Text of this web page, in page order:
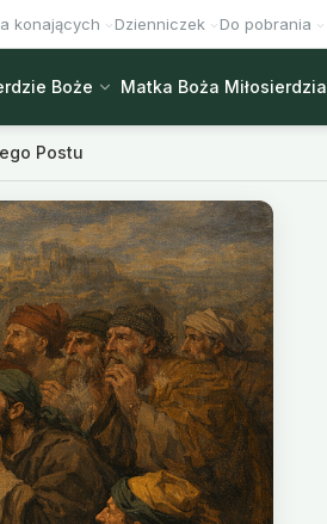
konających Dzienniczek Do pobrania
Boże Matka Boża Miłosierdzia
Postu